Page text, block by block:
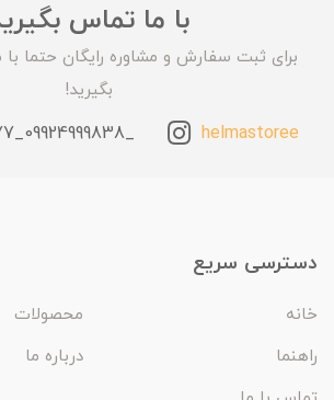
با ما تماس
برای ثبت سفارش و مشاوره رایگان حتما
بگیرید!
helmastoree
_09924999838_02166746877
دسترسی سریع
خانه
محصولات
راهنما
درباره ما